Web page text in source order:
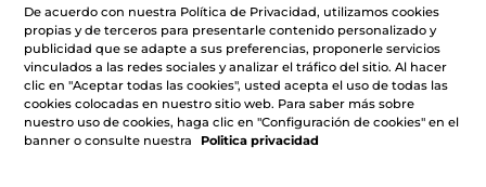
Acondicionador
Reconstructor - Revive
& Repara
Frasco 200 ml
8,99€
Kit Sólido Pureza
Champú &
Acondicionador -
Cabello
16,98€
De acuerdo con nuestra Política de Privacidad, utilizamos cookies
propias y de terceros para presentarle contenido personalizado y
publicidad que se adapte a sus preferencias, proponerle servicios
vinculados a las redes sociales y analizar el tráfico del sitio. Al hacer
clic en "Aceptar todas las cookies", usted acepta el uso de todas las
cookies colocadas en nuestro sitio web. Para saber más sobre
nuestro uso de cookies, haga clic en "Configuración de cookies" en el
banner o consulte nuestra
Politica privacidad